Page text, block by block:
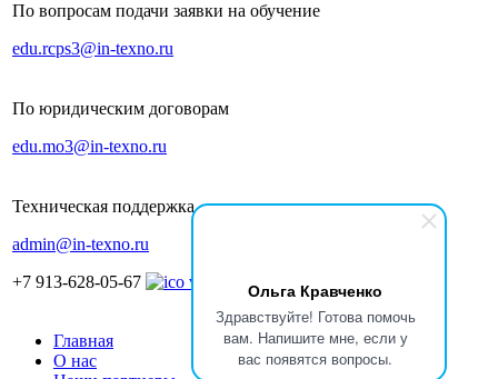
Ольга Кравченко
Здравствуйте! Готова помочь
вам. Напишите мне, если у
вас появятся вопросы.
По вопросам подачи заявки на обучение
edu.rcps3@in-texno.ru
По юридическим договорам
edu.mo3@in-texno.ru
Техническая поддержка
admin@in-texno.ru
+7 913-628-05-67
Главная
О нас